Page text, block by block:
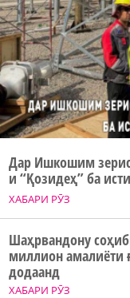
ХАБАРИ РӮЗ
Дар Ишкошим
и “Қозидеҳ” ба
ХАБАРИ РӮЗ
Шаҳрвандону
миллион амалиёти
додаанд